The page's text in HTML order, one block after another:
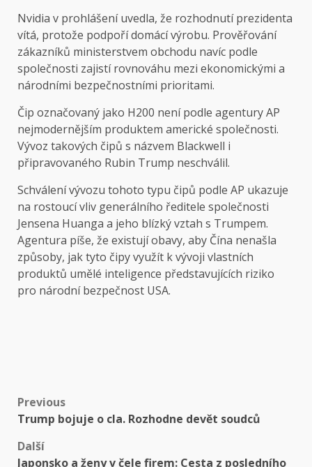
Nvidia v prohlášení uvedla, že rozhodnutí prezidenta
vítá, protože podpoří domácí výrobu. Prověřování
zákazníků ministerstvem obchodu navíc podle
společnosti zajistí rovnováhu mezi ekonomickými a
národními bezpečnostními prioritami.
Čip označovaný jako H200 není podle agentury AP
nejmodernějším produktem americké společnosti.
Vývoz takových čipů s názvem Blackwell i
připravovaného Rubin Trump neschválil.
Schválení vývozu tohoto typu čipů podle AP ukazuje
na rostoucí vliv generálního ředitele společnosti
Jensena Huanga a jeho blízký vztah s Trumpem.
Agentura píše, že existují obavy, aby Čína nenašla
způsoby, jak tyto čipy využít k vývoji vlastních
produktů umělé inteligence představujících riziko
pro národní bezpečnost USA.
Post
navigation
Previous
Trump bojuje o cla. Rozhodne devět soudců
Další
Japonsko a ženy v čele firem: Cesta z posledního